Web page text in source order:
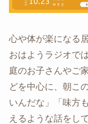
心や体が楽になる
おはようラジオで
庭のお子さんやご
どを中心に、朝こ
いんだな」「味方
えるような話をし